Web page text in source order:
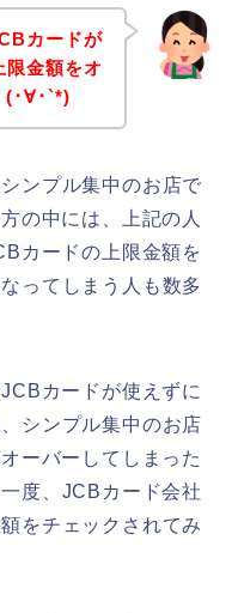
カードが
金額をオ
(･∀･`*)
ンプル集中のお店で
の中には、上記の人
カードの上限金額を
ってしまう人も数多
カードが使えずに
シンプル集中のお店
ーバーしてしまった
度、JCBカード会社
をチェックされてみ